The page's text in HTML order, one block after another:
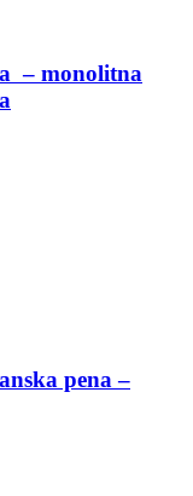
– monolitna
pena –